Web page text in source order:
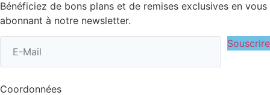
Bénéficiez de bons plans et de remises exclusives en vous
abonnant à notre newsletter.
Souscrire
Coordonnées